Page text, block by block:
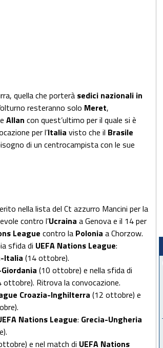
quella che porterà sedici nazionali in
resteranno solo Meret,
e Allan con quest’ultimo per il quale si è
per l’Italia visto che il Brasile
di un centrocampista con le sue
nella lista del Ct azzurro Mancini per la
contro l’Ucraina a Genova e il 14 per
League contro la Polonia a Chorzow.
sfida di UEFA Nations League:
Italia (14 ottobre).
(10 ottobre) e nella sfida di
ottobre). Ritrova la convocazione.
Croazia-Inghilterra (12 ottobre) e
Nations League: Grecia-Ungheria
e nel match di UEFA Nations